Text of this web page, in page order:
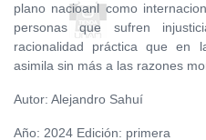
plano nacioanl como
personas que sufren
racionalidad práctica que en
asimila sin más a las razones
Autor: Alejandro Sahuí
Año: 2024 Edición: primera